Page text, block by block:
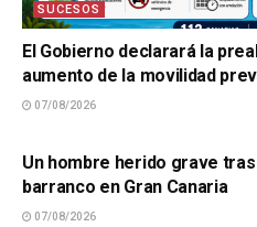
SUCESOS
El Gobierno declarará la
aumento de la movilidad
07/08/2026
Un hombre herido grave
barranco en Gran Canaria
07/08/2026